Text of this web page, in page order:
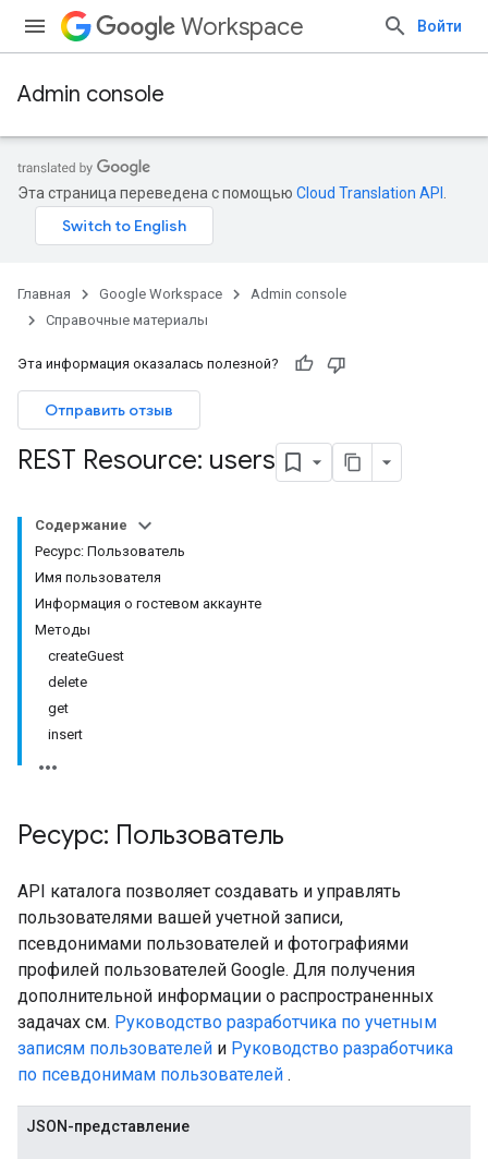
Workspace Войти
Admin console
Эта страница переведена с помощью Cloud Translation API
Главная Google Workspace
Admin console
Справочные материалы
Эта информация оказалась полезной?
Отправить отзыв
REST Resource: users
Содержание
Ресурс: Пользователь
Имя пользователя
Информация о гостевом аккаунте
Методы
createGuest
delete
get
insert
Ресурс: Пользователь
API каталога позволяет создавать и управлять
пользователями вашей учетной записи,
псевдонимами пользователей и фотографиями
профилей пользователей Google. Для получения
дополнительной информации о распространенных
задачах см. Руководство разработчика по учетным
записям пользователей и Руководство разработчика
по псевдонимам пользователей .
JSON-представление